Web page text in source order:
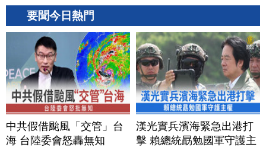
要聞今日熱門
中共假借颱風「交管」台
海 台陸委會怒轟無知
漢光實兵濱海緊急出港打
擊 賴總統勗勉國軍守護主